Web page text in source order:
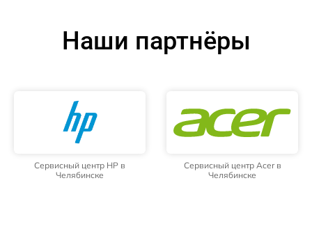
Наши партнёры
Сервисный центр HP в
Челябинске
Сервисный центр Acer в
Челябинске